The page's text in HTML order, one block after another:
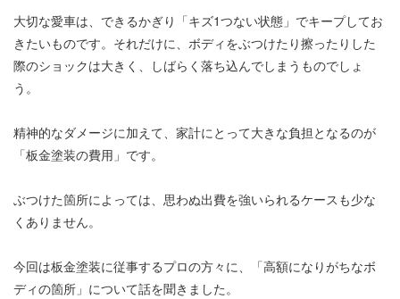
大切な愛車は、できるかぎり「キズ1つない状態」でキープしてお
きたいものです。それだけに、ボディをぶつけたり擦ったりした
際のショックは大きく、しばらく落ち込んでしまうものでしょ
う。
精神的なダメージに加えて、家計にとって大きな負担となるのが
「板金塗装の費用」です。
ぶつけた箇所によっては、思わぬ出費を強いられるケースも少な
くありません。
今回は板金塗装に従事するプロの方々に、「高額になりがちなボ
ディの箇所」について話を聞きました。